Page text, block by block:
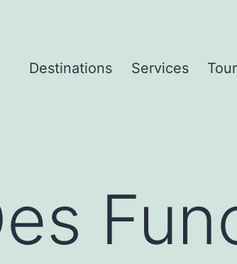
Destinations Services